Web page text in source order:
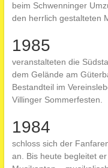
beim Schwenninger
den herrlich gestalteten
1985
veranstalteten die
dem Gelände am
Bestandteil im
Villinger Sommerfesten.
1984
schloss sich der
an. Bis heute begleitet